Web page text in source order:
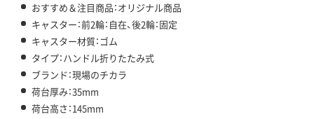
おすすめ＆注目商品：オリジナル商品
キャスター：前2輪：自在、後2輪：固定
キャスター材質：ゴム
タイプ：ハンドル折りたたみ式
ブランド：現場のチカラ
荷台厚み：35mm
荷台高さ：145mm